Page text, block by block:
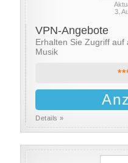
3.
VPN-Angebote
Erhalten Sie Zugriff auf
Musik
Details »